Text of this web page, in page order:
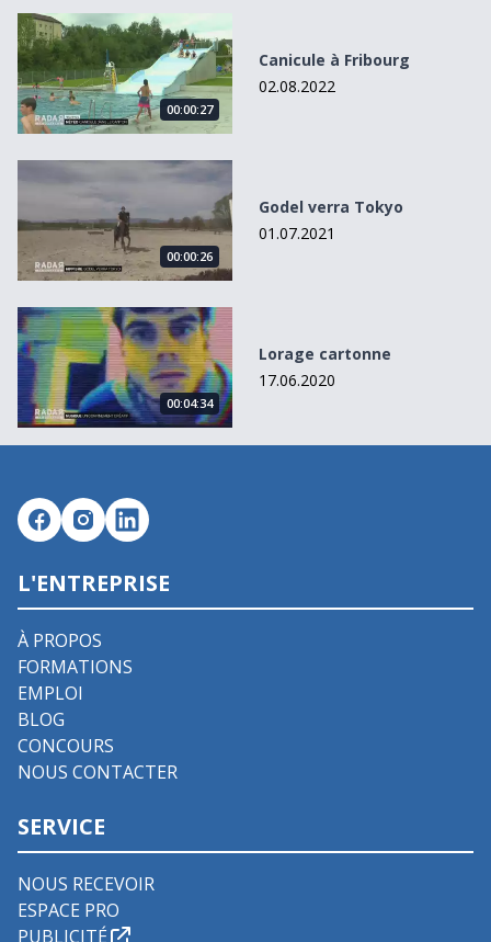
Canicule à Fribourg
00:00:27
Canicule à Fribourg
02.08.2022
Godel verra Tokyo
00:00:26
Godel verra Tokyo
01.07.2021
Lorage cartonne
00:04:34
Lorage cartonne
17.06.2020
L'ENTREPRISE
À PROPOS
FORMATIONS
EMPLOI
BLOG
CONCOURS
NOUS CONTACTER
SERVICE
NOUS RECEVOIR
ESPACE PRO
PUBLICITÉ